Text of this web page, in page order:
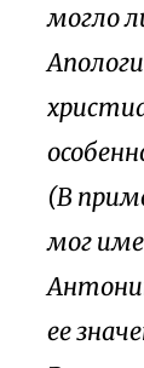
могло
(В
мог
ее